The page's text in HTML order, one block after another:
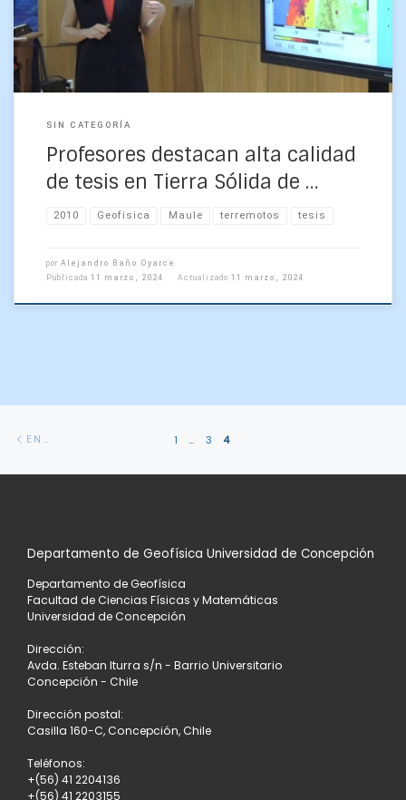
SIN CATEGORÍA
Profesores destacan alta calidad
de tesis en Tierra Sólida de …
2010 Geofísica Maule terremotos tesis
por Alejandro Baño Oyarce
Publicada 11 marzo, 2024 Actualizado 11 marzo, 2024
de
entradas
ENTRADAS SIGUIENTES 1 … 3 4
Departamento de Geofísica Universidad de Concepción
Departamento de Geofísica
Facultad de Ciencias Físicas y Matemáticas
Universidad de Concepción
Dirección:
Avda. Esteban Iturra s/n - Barrio Universitario
Concepción - Chile
Dirección postal:
Casilla 160-C, Concepción, Chile
Teléfonos:
+(56) 41 2204136
+(56) 41 2203155